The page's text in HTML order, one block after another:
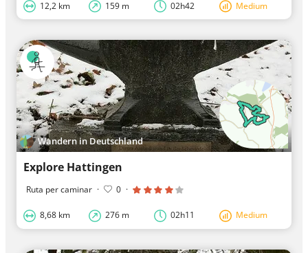
12,2 km 159 m 02h42 Medium
Wandern in Deutschland
Explore Hattingen
Ruta per caminar · 0 ·
8,68 km 276 m 02h11 Medium